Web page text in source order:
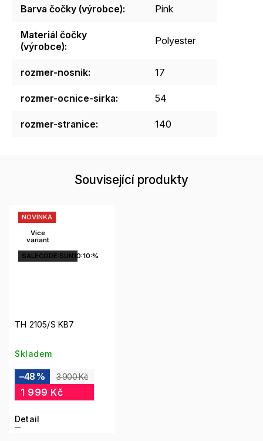
Barva čočky (výrobce): Pink
Materiál čočky
(výrobce): Polyester
rozmer-nosnik: 17
rozmer-ocnice-sirka: 54
rozmer-stranice: 140
Související produkty
NOVINKA
Více
variant
SALECODE:SUN10:10:%
TH 2105/S KB7
Skladem
3 900 Kč
–48 %
1 999 Kč
Detail